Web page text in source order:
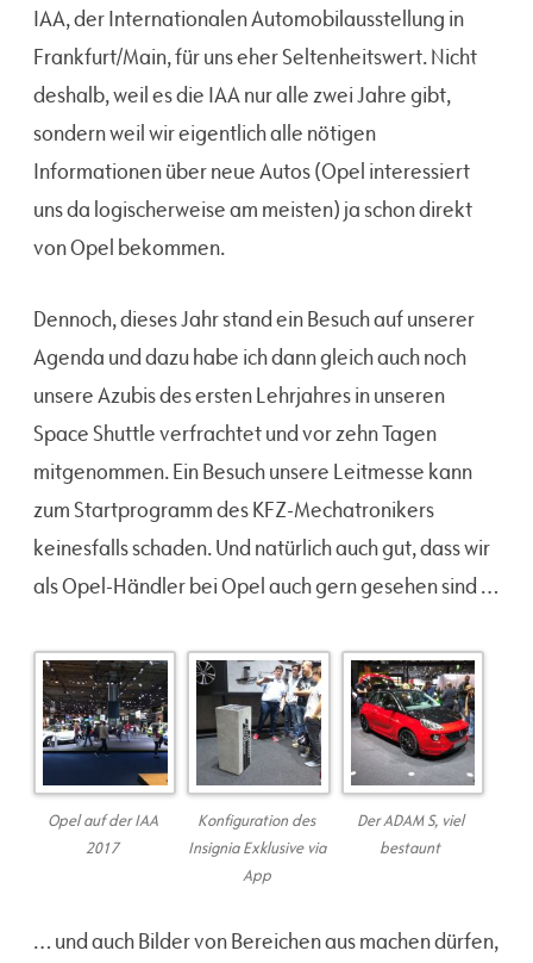
IAA, der Internationalen Automobilausstellung in
Frankfurt/Main, für uns eher Seltenheitswert. Nicht
deshalb, weil es die IAA nur alle zwei Jahre gibt,
sondern weil wir eigentlich alle nötigen
Informationen über neue Autos (Opel interessiert
uns da logischerweise am meisten) ja schon direkt
von Opel bekommen.
Dennoch, dieses Jahr stand ein Besuch auf unserer
Agenda und dazu habe ich dann gleich auch noch
unsere Azubis des ersten Lehrjahres in unseren
Space Shuttle verfrachtet und vor zehn Tagen
mitgenommen. Ein Besuch unsere Leitmesse kann
zum Startprogramm des KFZ-Mechatronikers
keinesfalls schaden. Und natürlich auch gut, dass wir
als Opel-Händler bei Opel auch gern gesehen sind …
Opel auf der IAA
2017
Konfiguration des
Insignia Exklusive via
App
Der ADAM S, viel
bestaunt
… und auch Bilder von Bereichen aus machen dürfen,